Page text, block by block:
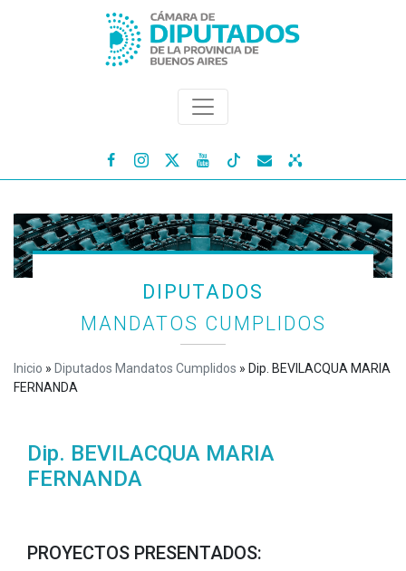
   
DIPUTADOS
MANDATOS CUMPLIDOS
Inicio » Diputados Mandatos Cumplidos » Dip. BEVILACQUA MARIA
FERNANDA
Dip. BEVILACQUA MARIA
FERNANDA
PROYECTOS PRESENTADOS: